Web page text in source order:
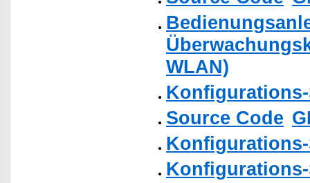
WLAN)
Source Code